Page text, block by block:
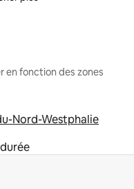
en fonction des zones
Nord-Westphalie